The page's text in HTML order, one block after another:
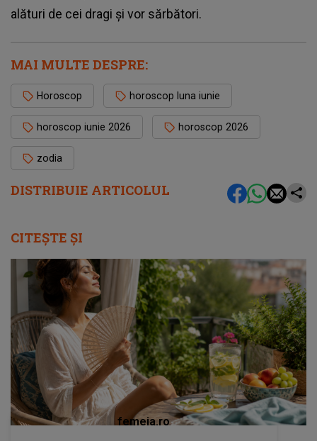
DISTRIBUIE ARTICOLUL
alături de cei dragi și vor sărbători.
MAI MULTE DESPRE:
Horoscop horoscop luna iunie
horoscop iunie 2026 horoscop 2026
zodia
CITEȘTE ȘI
femeia.ro